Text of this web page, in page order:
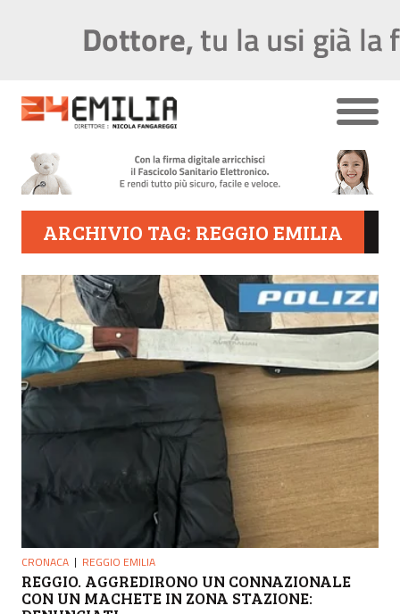
ARCHIVIO TAG: REGGIO EMILIA
CRONACA REGGIO EMILIA
REGGIO. AGGREDIRONO UN CONNAZIONALE
CON UN MACHETE IN ZONA STAZIONE: